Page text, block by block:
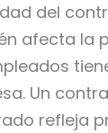
del
afecta la
Un
refleja